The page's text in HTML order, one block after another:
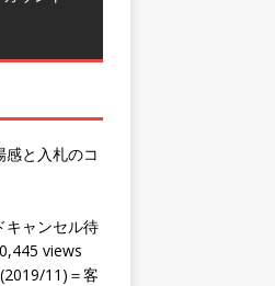
感と入札のコ
キャンセル待
views
11)＝客